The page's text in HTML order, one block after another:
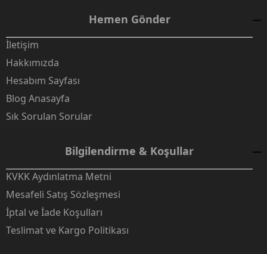
Hemen Gönder
İletişim
Hakkımızda
Hesabım Sayfası
Blog Anasayfa
Sık Sorulan Sorular
Bilgilendirme & Koşullar
KVKK Aydınlatma Metni
Mesafeli Satış Sözleşmesi
İptal ve İade Koşulları
Teslimat ve Kargo Politikası